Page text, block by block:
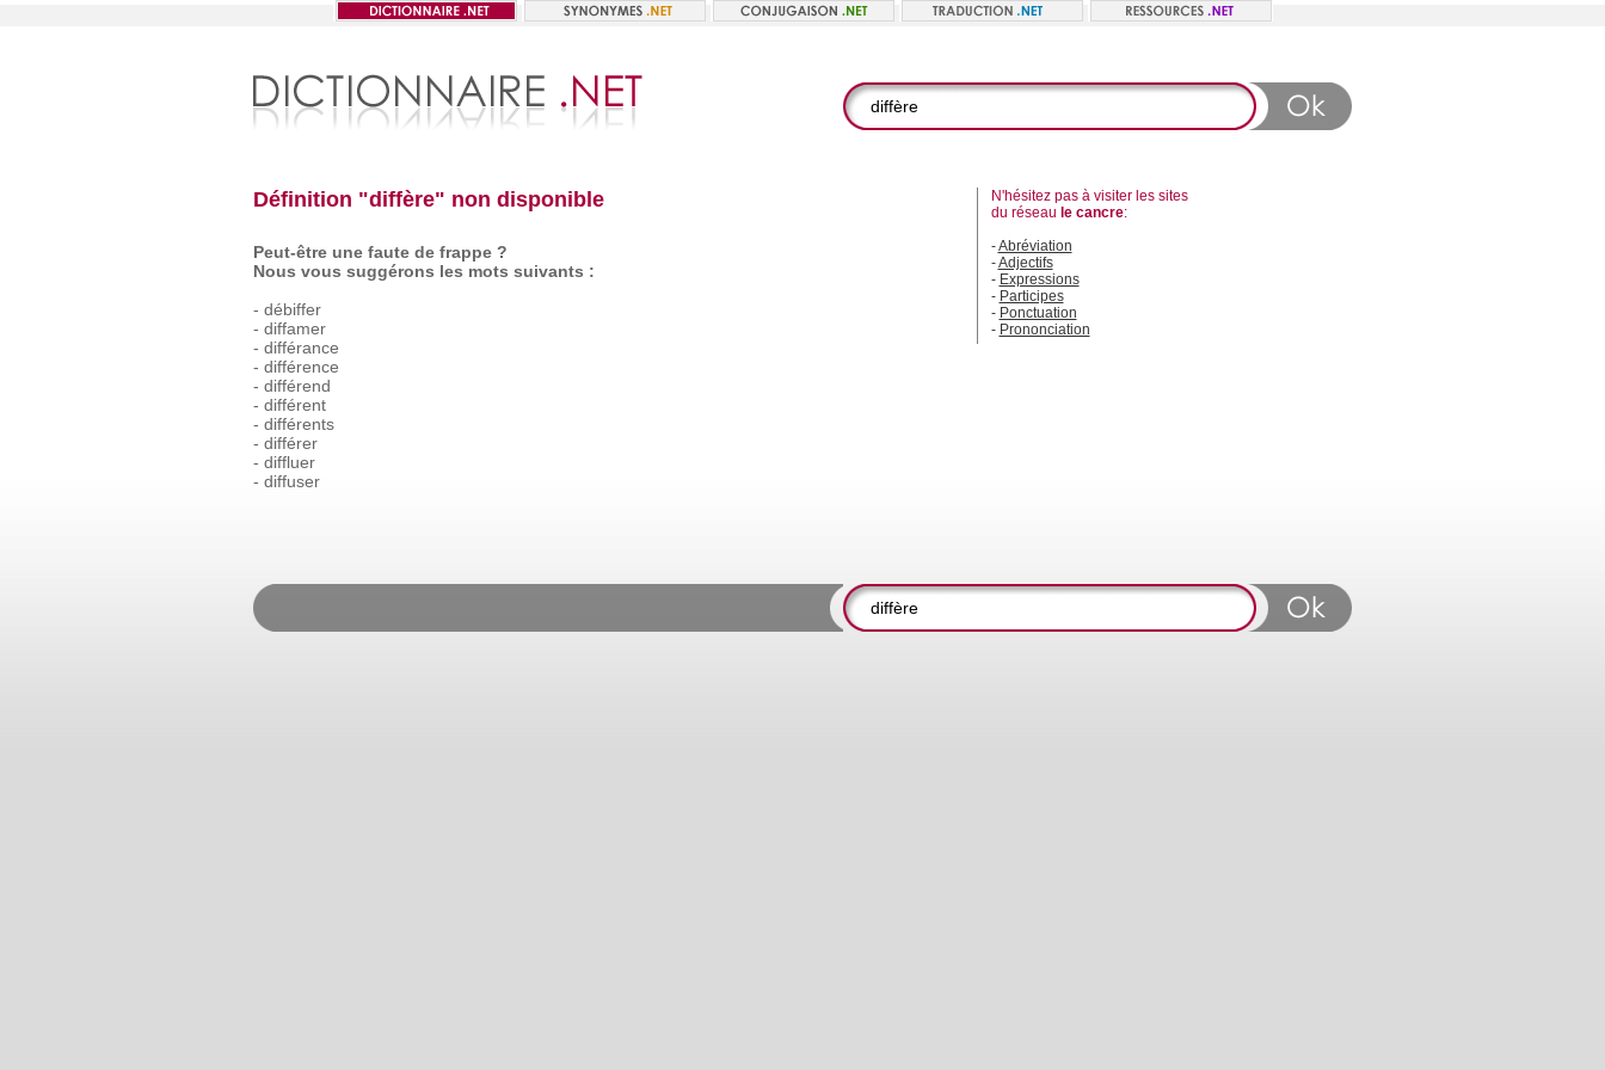
Définition "diffère" non disponible
Peut-être une faute de frappe ?
Nous vous suggérons les mots suivants :
- débiffer
- diffamer
- différance
- différence
- différend
- différent
- différents
- différer
- diffluer
- diffuser
N'hésitez pas à visiter les sites
du réseau le cancre:
-Abréviation
-Adjectifs
- Expressions
- Participes
- Ponctuation
- Prononciation